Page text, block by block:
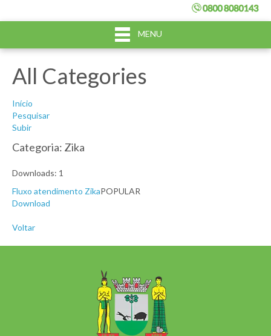
MENU
All Categories
Início
Pesquisar
Subir
Categoria: Zika
Downloads: 1
Fluxo atendimento ZikaPOPULAR
Download
Voltar